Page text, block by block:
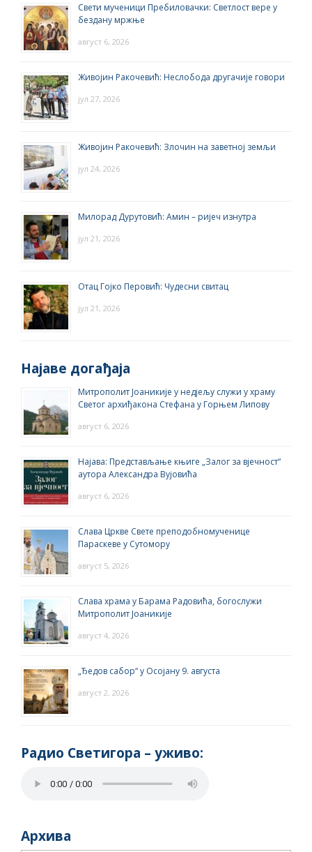
Свети мученици Пребиловачки: Светлост вере у
бездану мржње
август 6, 2026
Живојин Ракочевић: Неслобода другачије говори
јул 27, 2026
Живојин Ракочевић: Злочин на заветној земљи
јул 24, 2026
Милорад Дурутовић: Амин – ријеч изнутра
јул 21, 2026
Отац Гојко Перовић: Чудесни свитац
јул 21, 2026
Најаве догађаја
Митрополит Јоаникије у недјељу служи у храму
Светог архиђакона Стефана у Горњем Липову
август 6, 2026
Најава: Представљање књиге „Залог за вјечност“
аутора Александра Вујовића
август 6, 2026
Слава Цркве Свете преподобномученице
Параскеве у Сутомору
август 5, 2026
Слава храма у Барама Радовића, богослужи
Митрополит Јоаникије
август 4, 2026
„Ђедов сабор“ у Осојану 9. августа
август 2, 2026
Радио Светигора – yживо:
Архива